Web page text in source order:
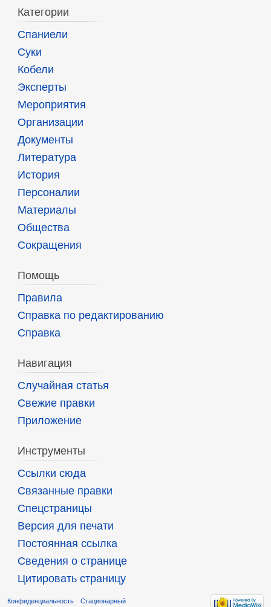
Категории
Спаниели
Суки
Кобели
Эксперты
Мероприятия
Организации
Документы
Литература
История
Персоналии
Материалы
Общества
Сокращения
Помощь
Правила
Справка по редактированию
Справка
Навигация
Случайная статья
Свежие правки
Приложение
Инструменты
Ссылки сюда
Связанные правки
Спецстраницы
Версия для печати
Постоянная ссылка
Сведения о странице
Цитировать страницу
Конфиденциальность Стационарный